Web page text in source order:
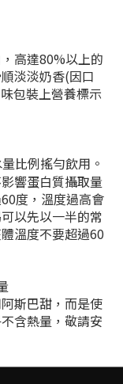
高達80%以上的
淡淡奶香(因口
包裝上營養標示
比例搖勻飲用。
響蛋白質攝取量
度，溫度過高會
以先以一半的常
溫度不要超過60
斯巴甜，而是使
含熱量，敬請安